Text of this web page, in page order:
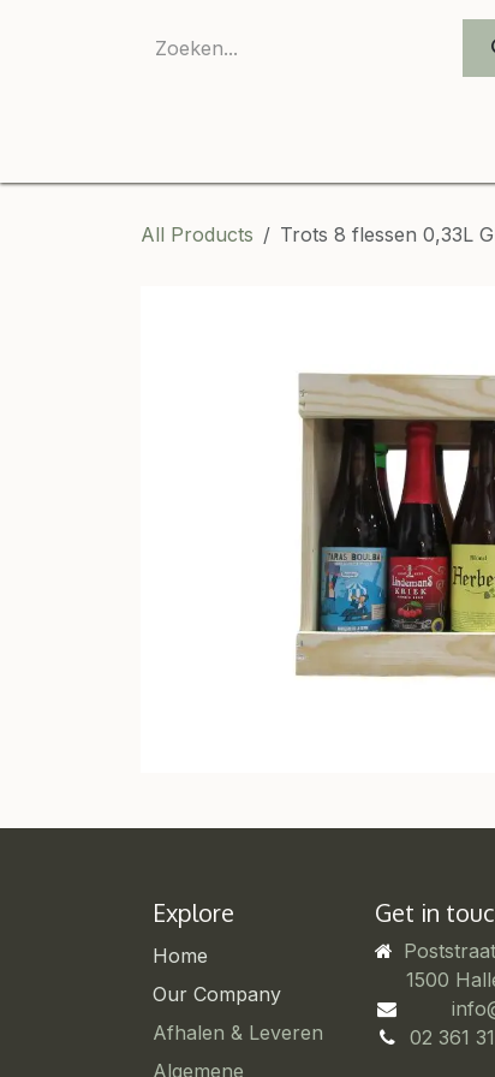
All Products Trots 8 flessen 0,33L
Explore
Home
Our Company
Afhalen & Leveren
Algemene
Get in
​1500
02 361